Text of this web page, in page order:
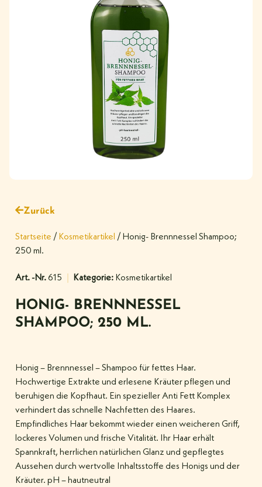
Zurück
Startseite / Kosmetikartikel / Honig- Brennnessel Shampoo;
250 ml.
Art. -Nr.615 Kategorie: Kosmetikartikel
HONIG- BRENNNESSEL
SHAMPOO; 250 ML.
Honig – Brennnessel – Shampoo für fettes Haar.
Hochwertige Extrakte und erlesene Kräuter pflegen und
beruhigen die Kopfhaut. Ein spezieller Anti Fett Komplex
verhindert das schnelle Nachfetten des Haares.
Empfindliches Haar bekommt wieder einen weicheren Griff,
lockeres Volumen und frische Vitalität. Ihr Haar erhält
Spannkraft, herrlichen natürlichen Glanz und gepflegtes
Aussehen durch wertvolle Inhaltsstoffe des Honigs und der
Kräuter. pH – hautneutral